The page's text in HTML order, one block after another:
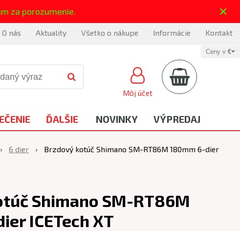
za porozumenie. ×
O nás Aktuality Všetko o nákupe Informácie Kontakt
Môj účet
Ceny v €
ĎALŠIE NOVINKY VÝPREDAJ
6 dier
Brzdový kotúč Shimano SM-RT86M 180mm 6-dier
Shimano SM-RT86M
ICETech XT